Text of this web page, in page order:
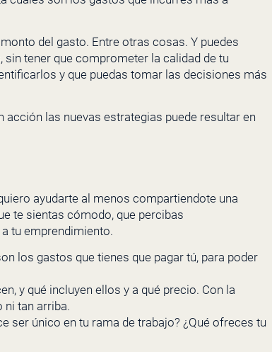
del gasto. Entre otras cosas. Y puedes
tener que comprometer la calidad de tu
y que puedas tomar las decisiones más
las nuevas estrategias puede resultar en
ayudarte al menos compartiendote una
te sientas cómodo, que percibas
tu emprendimiento.
los gastos que tienes que pagar tú, para poder
y qué incluyen ellos y a qué precio. Con la
ni tan arriba.
ser único en tu rama de trabajo? ¿Qué ofreces tu